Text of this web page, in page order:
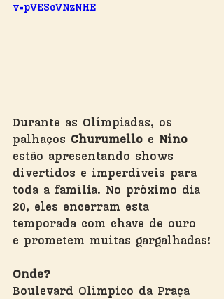
v=pVEScVNzNHE
Durante as Olímpiadas, os
palhaços Churumello e Nino
estão apresentando shows
divertidos e imperdíveis para
toda a família. No próximo dia
20, eles encerram esta
temporada com chave de ouro
e prometem muitas gargalhadas!
Onde?
Boulevard Olímpico da Praça